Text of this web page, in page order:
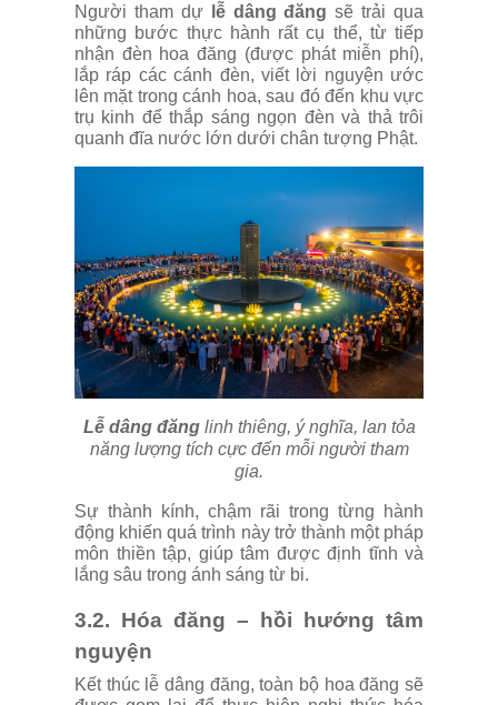
Người tham dựlễ dâng đăngsẽ trải qua
những bước thực hành rất cụ thể, từ tiếp
nhận đèn hoa đăng (được phát miễn phí),
lắp ráp các cánh đèn, viết lời nguyện ước
lên mặt trong cánh hoa, sau đó đến khu vực
trụ kinh để thắp sáng ngọn đèn và thả trôi
quanh đĩa nước lớn dưới chân tượng Phật.
Lễ dâng đăng linh thiêng, ý nghĩa, lan tỏa
năng lượng tích cực đến mỗi người tham
gia.
Sự thành kính, chậm rãi trong từng hành
động khiến quá trình này trở thành một pháp
môn thiền tập, giúp tâm được định tĩnh và
lắng sâu trong ánh sáng từ bi.
3.2. Hóa đăng – hồi hướng tâm
nguyện
Kết thúc lễ dâng đăng, toàn bộ hoa đăng sẽ